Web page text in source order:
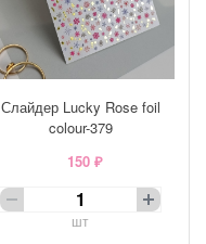
Слайдер Lucky Rose foil
colour-379
150 ₽
шт